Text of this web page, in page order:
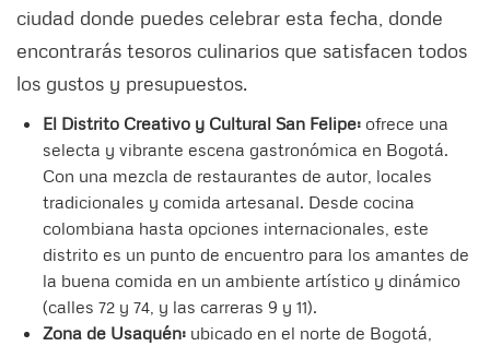
ciudad donde puedes celebrar esta fecha, donde
encontrarás tesoros culinarios que satisfacen todos
los gustos y presupuestos.
El Distrito Creativo y Cultural San Felipe: ofrece una
selecta y vibrante escena gastronómica en Bogotá.
Con una mezcla de restaurantes de autor, locales
tradicionales y comida artesanal. Desde cocina
colombiana hasta opciones internacionales, este
distrito es un punto de encuentro para los amantes de
la buena comida en un ambiente artístico y dinámico
(calles 72 y 74, y las carreras 9 y 11).
Zona de Usaquén: ubicado en el norte de Bogotá,